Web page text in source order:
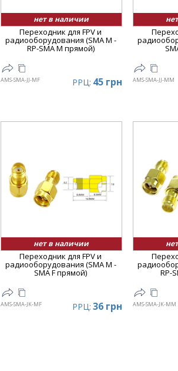
нет в наличии
Переходник для FPV и
радиооборудования (SMA M -
RP-SMA M прямой)
AMS-SMA-JJ-MF РРЦ: 45 грн AMS-SMA-JJ-MM
нет в наличии
Переходник для FPV и
радиооборудования (SMA M -
SMA F прямой)
AMS-SMA-JK-MF РРЦ: 36 грн
RP-
AMS-SMA-JK-MM